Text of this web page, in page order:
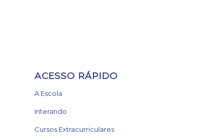
ACESSO RÁPIDO
A Escola
Interando
Cursos Extracurriculares